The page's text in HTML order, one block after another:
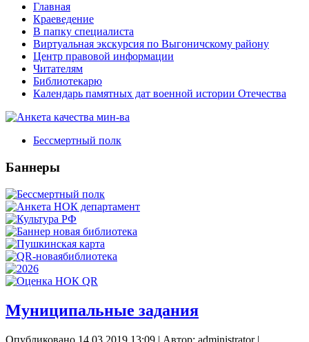
Главная
Краеведение
В папку специалиста
Виртуальная экскурсия по Выгоничскому району
Центр правовой информации
Читателям
Библиотекарю
Календарь памятных дат военной истории Отечества
Бессмертный полк
Баннеры
Муниципальные задания
Опубликовано 14.03.2019 13:09 | Автор: administrator|